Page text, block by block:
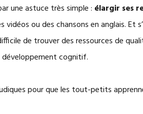
une astuce très simple : élargir ses
ou des chansons en anglais. Et
de trouver des ressources de
cognitif.
pour que les tout-petits